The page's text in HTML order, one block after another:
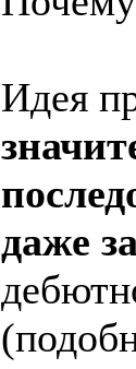
Идея
даже